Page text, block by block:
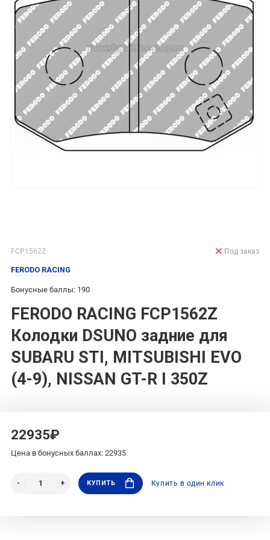
FCP1562Z
FERODO RACING
Бонусные баллы: 190
FERODO RACING FCP1562Z
Колодки DSUNO задние для
SUBARU STI, MITSUBISHI EVO
(4-9), NISSAN GT-R I 350Z
Под заказ
22935₽
Цена в бонусных баллах: 22935
КУПИТЬ Купить в один клик